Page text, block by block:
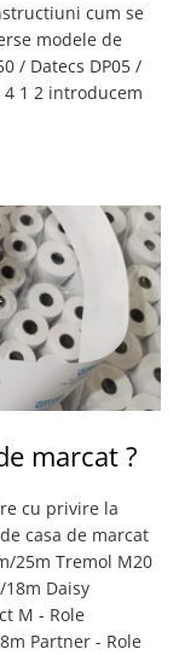
cum se
modele de
/ Datecs DP05 /
4 1 2 introducem
marcat ?
cu privire la
casa de marcat
25m Tremol M20
Daisy
M - Role
Partner - Role